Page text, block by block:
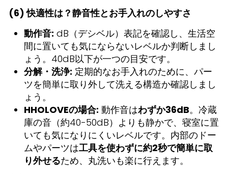
(6) 快適性は？静音性とお手入れのしやすさ
動作音: dB（デシベル）表記を確認し、生活空
間に置いても気にならないレベルか判断しまし
ょう。40dB以下が一つの目安です。
分解・洗浄: 定期的なお手入れのために、パー
ツを簡単に取り外して洗える構造か確認しまし
ょう。
HHOLOVEの場合: 動作音はわずか36dB。冷蔵
庫の音（約40-50dB）よりも静かで、寝室に置
いても気になりにくいレベルです。内部のドー
ムやパーツは工具を使わずに約2秒で簡単に取
り外せるため、丸洗いも楽に行えます。